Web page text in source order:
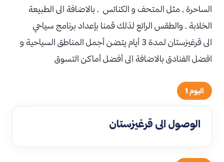
الساحرة , مثل المتحف و الكنائس , بالاضافة الى الطبيعة
الخلابة , والطقس الرائع لذلك قمنا بإعداد برنامج سياحي
الى قرغيزستان لمدة 3 أيام يتضن أجمل المناطق السياحية و
افضل الفنادق بالاضافة الى أفضل أماكن التسوق
اليوم 1
الوصول الى قرغيزستان